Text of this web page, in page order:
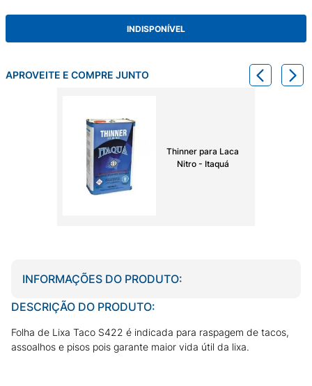
INDISPONÍVEL
APROVEITE E COMPRE JUNTO
Thinner para Laca
Nitro - Itaquá
INFORMAÇÕES DO PRODUTO:
DESCRIÇÃO DO PRODUTO:
Folha de Lixa Taco S422 é indicada para raspagem de tacos,
assoalhos e pisos pois garante maior vida útil da lixa.